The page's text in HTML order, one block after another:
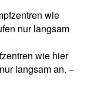
wie hier
langsam an. –